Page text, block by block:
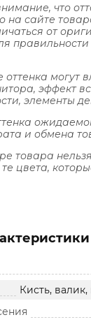
что
на сайте
от
оттенка могут
эффект
элементы
и обмена
товара
цвета,
Кисть,